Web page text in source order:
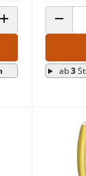
ANZAHL ERHÖHEN
ab3